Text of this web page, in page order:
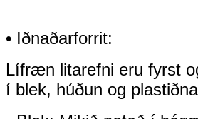
• Iðnaðarforrit:
Lífræn litarefni eru fyrst
í blek, húðun og